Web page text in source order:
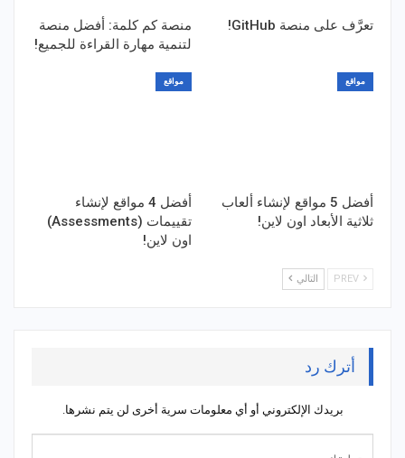
تعرَّف على منصة GitHub!
منصة كم كلمة: أفضل منصة
لتنمية مهارة القراءة للجميع!
مواقع
أفضل 5 مواقع لإنشاء ألعاب
ثلاثية الأبعاد اون لاين!
مواقع
أفضل 4 مواقع لإنشاء
تقييمات (Assessments)
اون لاين!
التالي
أترك رد
بريدك الإلكتروني أو أي معلومات سرية أخرى لن يتم نشرها.